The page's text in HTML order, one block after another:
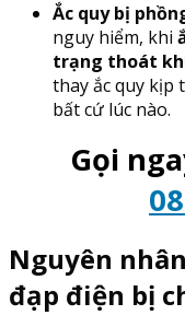
Ắc quy bị
nguy hiểm, khi
trạng thoát
thay ắc quy kịp
bất cứ lúc nào.
Gọi
Nguyên
đạp điện bị